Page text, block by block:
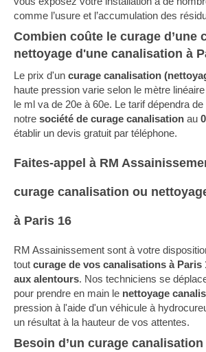
comme l’usure et l’accumulation des
Combien coûte le curage d’une
nettoyage d'une canalisation à
Le prix d'un curage canalisation
haute pression varie selon le mètre
le ml va de 20e à 60e. Le tarif dépendra
notre société de curage canalisation au
établir un devis gratuit par téléphone.
Faites-appel à RM
curage canalisation ou
à Paris 16
RM Assainissement sont à votre
tout curage de vos canalisations à Paris
aux alentours. Nos techniciens se
pour prendre en main le nettoyage
pression à l'aide d'un véhicule à
un résultat à la hauteur de vos attentes.
Besoin d’un curage